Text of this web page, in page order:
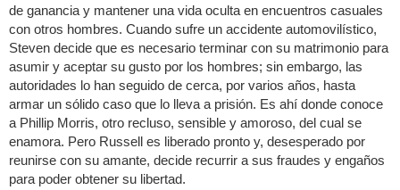
de ganancia y mantener una vida oculta en encuentros casuales
con otros hombres. Cuando sufre un accidente automovilístico,
Steven decide que es necesario terminar con su matrimonio para
asumir y aceptar su gusto por los hombres; sin embargo, las
autoridades lo han seguido de cerca, por varios años, hasta
armar un sólido caso que lo lleva a prisión. Es ahí donde conoce
a Phillip Morris, otro recluso, sensible y amoroso, del cual se
enamora. Pero Russell es liberado pronto y, desesperado por
reunirse con su amante, decide recurrir a sus fraudes y engaños
para poder obtener su libertad.